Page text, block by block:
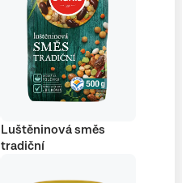
Luštěninová směs
tradiční